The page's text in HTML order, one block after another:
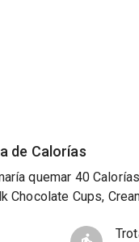
de Calorías
quemar 40
Chocolate Cups,